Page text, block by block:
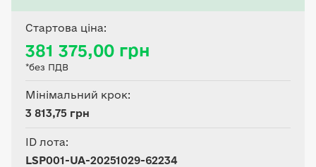
Стартова ціна:
381 375,00 грн
*без ПДВ
Мінімальний крок:
3 813,75 грн
ID лота:
LSP001-UA-20251029-62234